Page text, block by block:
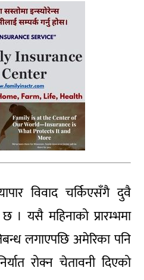
विवाद चर्किएसँगै दुवै
यसै महिनाको प्रारम्भमा
लगाएपछि अमेरिका पनि
रोक्न चेतावनी दिएको